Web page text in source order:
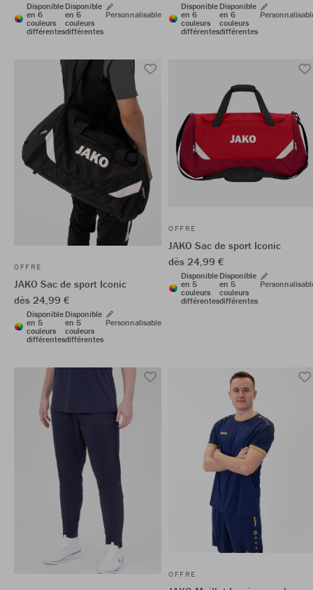
Disponible
en 6
couleurs
différentes
Disponible
en 6
couleurs
différentes
Personnalisable
Disponible
en 6
couleurs
différentes
Disponible
en 6
couleurs
différentes
OFFRE
JAKO Sac de sport Iconic
dès 24,99 €
Disponible
en 5
couleurs
différentes
Disponible
en 5
couleurs
différentes
Personnalisable
OFFRE
JAKO Sac de sport Iconic
dès 24,99 €
Disponible
en 5
couleurs
différentes
Disponible
en 5
couleurs
différentes
OFFRE